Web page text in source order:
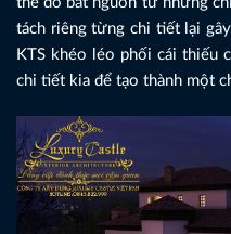
tách riêng từng chi tiết lại
KTS khéo léo phối cái thiếu
chi tiết kia để tạo thành một